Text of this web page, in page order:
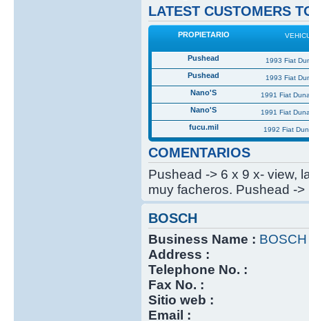
LATEST CUSTOMERS
PROPIETARIO
Pushead 1993 Fiat
Pushead 1993 Fiat
Nano'S 1991 Fiat
Nano'S 1991 Fiat
fucu.mil 1992 Fiat
COMENTARIOS
Pushead -> 6 x 9 x- view,
muy facheros. Pushead -
BOSCH
Business Name : BOSCH
Address :
Telephone No. :
Fax No. :
Sitio web :
Email :